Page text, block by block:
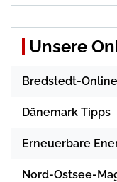
Unsere
Bredstedt-Online
Dänemark Tipps
Erneuerbare
Nord-Ostsee-